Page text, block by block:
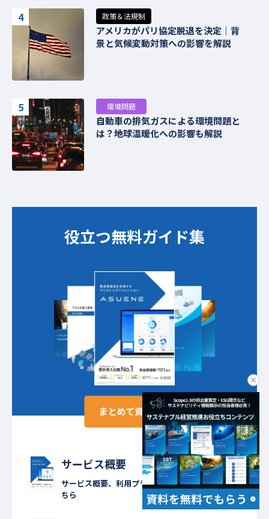
4 政策＆法規制
アメリカがパリ協定脱退を決定｜背
景と気候変動対策への影響を解説
5 環境問題
自動車の排気ガスによる環境問題と
は？地球温暖化への影響も解説
役立つ無料ガイド集​​
まとめて資料請求
サービス概要
サービス概要、利用プランなどを知りたい方はこ
ちら